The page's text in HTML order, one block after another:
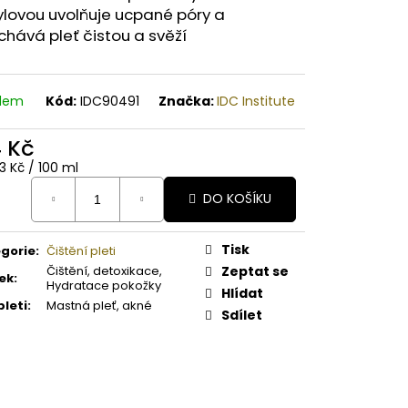
uvolňuje ucpané póry a
pleť čistou a svěží
Kód: IDC90491 Značka:IDC Institute
Kč
Kč / 100 ml
DO KOŠÍKU
: Čištění pleti
:
Čištění, detoxikace,
Hydratace pokožky
: Mastná pleť, akné
Tisk
Zeptat se
Hlídat
Sdílet
PAPAYA ORGANICKÉ
BAMBUCKÉ MÁSLO